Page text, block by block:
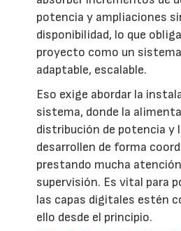
potencia y ampliaciones
disponibilidad, lo que
proyecto como un
adaptable, escalable.
Eso exige abordar la
sistema, donde la
distribución de potencia y
desarrollen de forma
prestando mucha
supervisión. Es vital para
las capas digitales estén
ello desde el principio.